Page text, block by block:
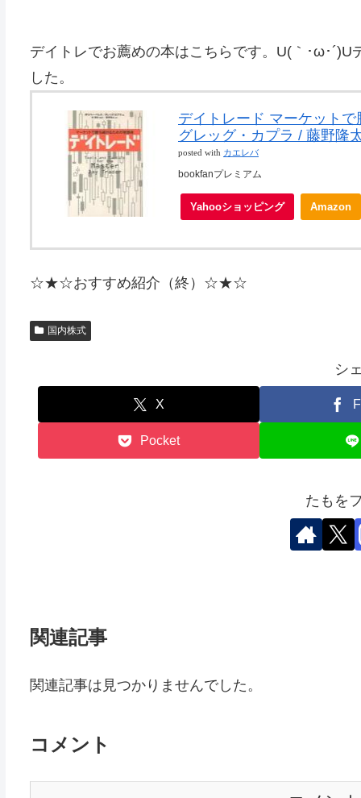
デイトレでお薦めの本はこちらです。U(｀･ω･
した。
デイトレード マーケット
グレッグ・カプラ / 藤野隆
posted with カエレバ
bookfanプレミアム
Yahooショッピング Amazon
☆★☆おすすめ紹介（終）☆★☆
国内株式
シ
X
Pocket
たもを
関連記事
関連記事は見つかりませんでした。
コメント